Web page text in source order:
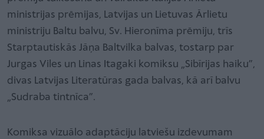
ministrijas prēmijas, Latvijas un Lietuvas Ārlietu
ministriju Baltu balvu, Sv. Hieronīma prēmiju, trīs
Starptautiskās Jāņa Baltvilka balvas, tostarp par
Jurgas Viles un Linas Itagaki komiksu „Sibīrijas haiku”,
divas Latvijas Literatūras gada balvas, kā arī balvu
„Sudraba tintnīca”.
Komiksa vizuālo adaptāciju latviešu izdevumam